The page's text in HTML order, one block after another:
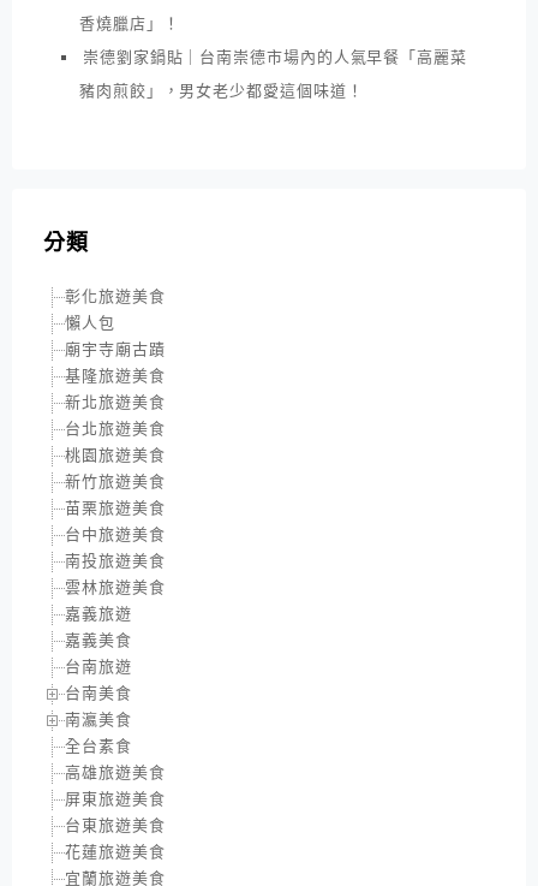
香燒臘店」！
崇德劉家鍋貼｜台南崇德市場內的人氣早餐「高麗菜
豬肉煎餃」，男女老少都愛這個味道！
分類
彰化旅遊美食
懶人包
廟宇寺廟古蹟
基隆旅遊美食
新北旅遊美食
台北旅遊美食
桃園旅遊美食
新竹旅遊美食
苗栗旅遊美食
台中旅遊美食
南投旅遊美食
雲林旅遊美食
嘉義旅遊
嘉義美食
台南旅遊
台南美食
南瀛美食
全台素食
高雄旅遊美食
屏東旅遊美食
台東旅遊美食
花蓮旅遊美食
宜蘭旅遊美食